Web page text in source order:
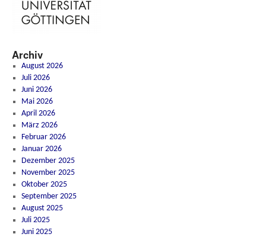
Archiv
August 2026
Juli 2026
Juni 2026
Mai 2026
April 2026
März 2026
Februar 2026
Januar 2026
Dezember 2025
November 2025
Oktober 2025
September 2025
August 2025
Juli 2025
Juni 2025